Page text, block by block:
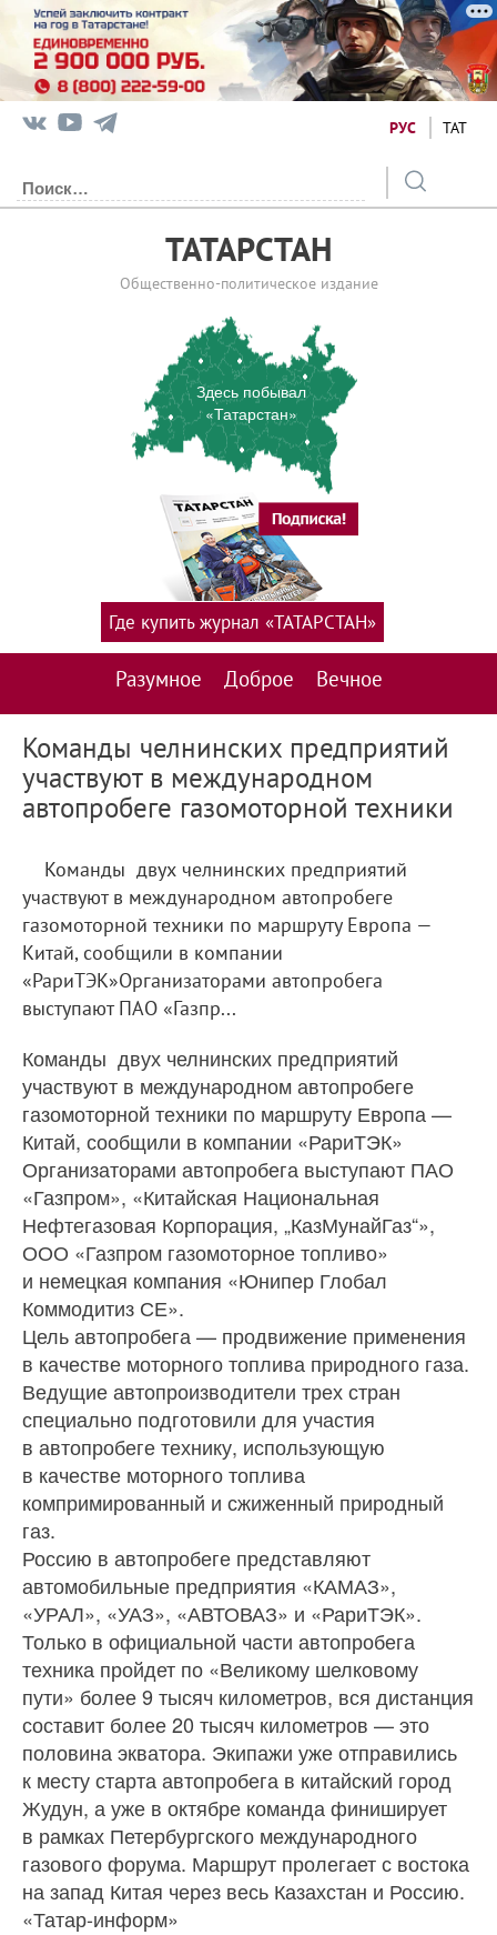
РУС ТАТ
ТАТАРСТАН
Общественно-политическое издание
Здесь побывал
«Татарстан»
Разумное Доброе Вечное
Где купить журнал «ТАТАРСТАН»
Команды челнинских предприятий
участвуют в международном
автопробеге газомоторной техники
Команды двух челнинских предприятий
участвуют в международном автопробеге
газомоторной техники по маршруту Европа —
Китай, сообщили в компании
«РариТЭК»Организаторами автопробега
выступают ПАО «Газпр...
Команды двух челнинских предприятий
участвуют в международном автопробеге
газомоторной техники по маршруту Европа —
Китай, сообщили в компании «РариТЭК»
Организаторами автопробега выступают ПАО
«Газпром», «Китайская Национальная
Нефтегазовая Корпорация, „КазМунайГаз“»,
ООО «Газпром газомоторное топливо»
и немецкая компания «Юнипер Глобал
Коммодитиз СЕ».
Цель автопробега — продвижение применения
в качестве моторного топлива природного газа.
Ведущие автопроизводители трех стран
специально подготовили для участия
в автопробеге технику, использующую
в качестве моторного топлива
компримированный и сжиженный природный
газ.
Россию в автопробеге представляют
автомобильные предприятия «КАМАЗ»,
«УРАЛ», «УАЗ», «АВТОВАЗ» и «РариТЭК».
Только в официальной части автопробега
техника пройдет по «Великому шелковому
пути» более 9 тысяч километров, вся дистанция
составит более 20 тысяч километров — это
половина экватора. Экипажи уже отправились
к месту старта автопробега в китайский город
Жудун, а уже в октябре команда финиширует
в рамках Петербургского международного
газового форума. Маршрут пролегает с востока
на запад Китая через весь Казахстан и Россию.
«Татар-информ»